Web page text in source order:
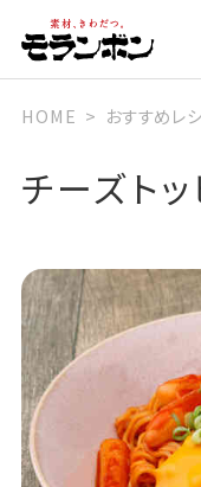
HOME おすすめレ
チーズト